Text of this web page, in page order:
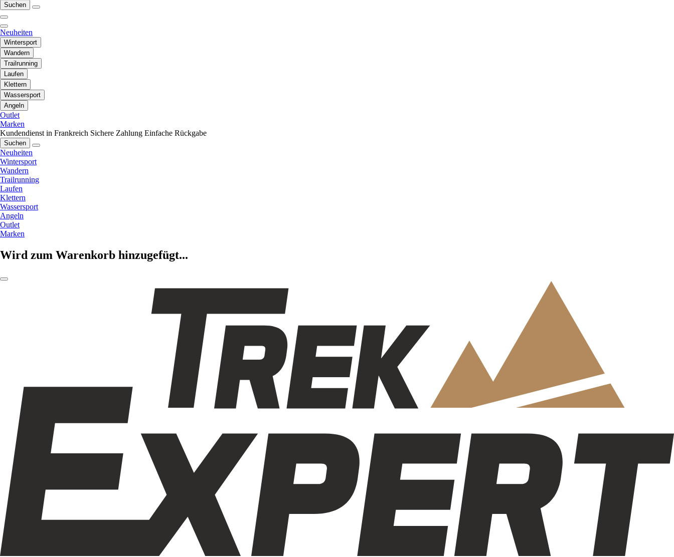
Suchen
Neuheiten
Wintersport
Wandern
Trailrunning
Laufen
Klettern
Wassersport
Angeln
Outlet
Marken
Kundendienst in Frankreich Sichere Zahlung Einfache Rückgabe
Suchen
Neuheiten
Wintersport
Wandern
Trailrunning
Laufen
Klettern
Wassersport
Angeln
Outlet
Marken
Wird zum Warenkorb hinzugefügt...